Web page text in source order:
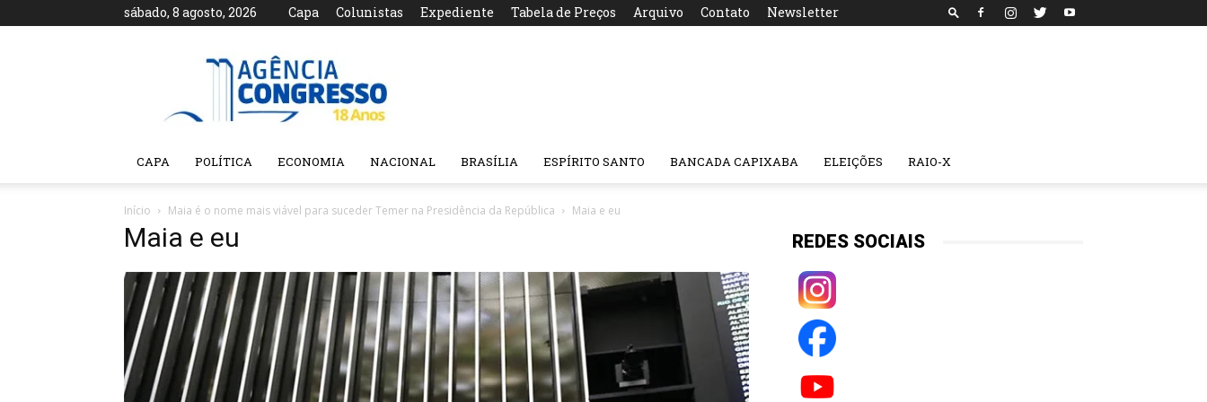
sábado, 8 agosto, 2026 Capa Colunistas Expediente Tabela de Preços Arquivo Contato Newsletter
Agência
CAPA POLÍTICA ECONOMIA NACIONAL BRASÍLIA ESPÍRITO SANTO BANCADA CAPIXABA ELEIÇÕES RAIO-X
Início Maia é o nome mais viável para suceder Temer na Presidência da República Maia e eu
Maia e eu REDES SOCIAIS